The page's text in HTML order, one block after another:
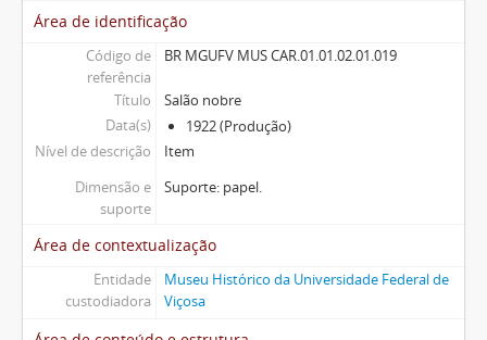
Área de identificação
Código de
referência
BR MGUFV MUS CAR.01.01.02.01.019
Título
Salão nobre
Data(s)
1922 (Produção)
Nível de descrição
Item
Dimensão e
suporte
Suporte: papel.
Área de contextualização
Entidade
custodiadora
Museu Histórico da Universidade Federal de
Viçosa